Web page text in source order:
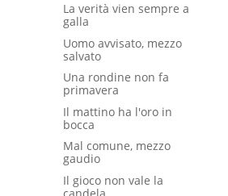
La verità vien sempre a
galla
Uomo avvisato, mezzo
salvato
Una rondine non fa
primavera
Il mattino ha l'oro in
bocca
Mal comune, mezzo
gaudio
Il gioco non vale la
candela